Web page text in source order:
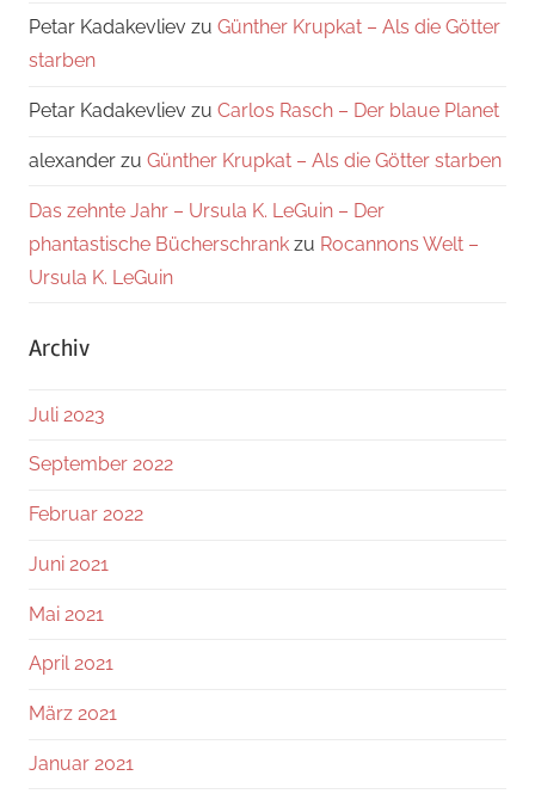
Petar Kadakevliev zu Günther Krupkat – Als die Götter
starben
Petar Kadakevliev zu Carlos Rasch – Der blaue Planet
alexander zu Günther Krupkat – Als die Götter starben
Das zehnte Jahr – Ursula K. LeGuin – Der
phantastische Bücherschrank zu Rocannons Welt –
Ursula K. LeGuin
Archiv
Juli 2023
September 2022
Februar 2022
Juni 2021
Mai 2021
April 2021
März 2021
Januar 2021